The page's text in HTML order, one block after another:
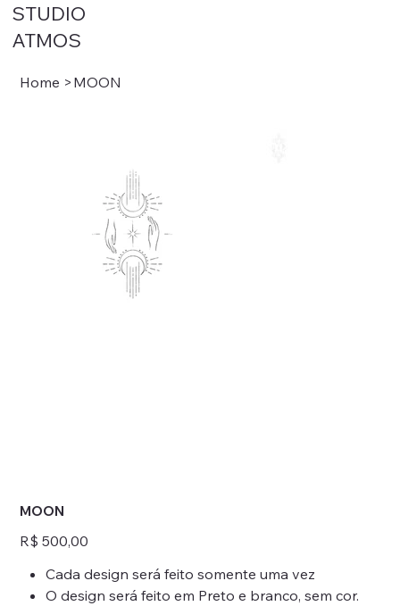
STUDIO
ATMOS
Home > MOON
MOON
Preço
R$ 500,00
Cada design será feito somente uma vez
O design será feito em Preto e branco, sem cor.